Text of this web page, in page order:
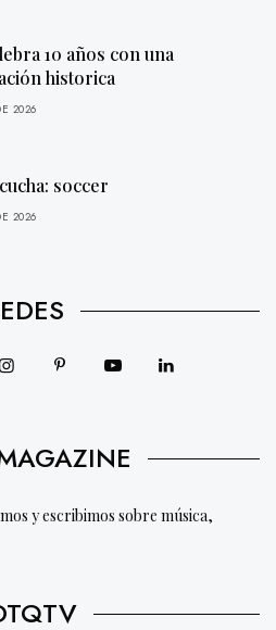
10 años con una
historica
2026
soccer
2026
y escribimos sobre música,